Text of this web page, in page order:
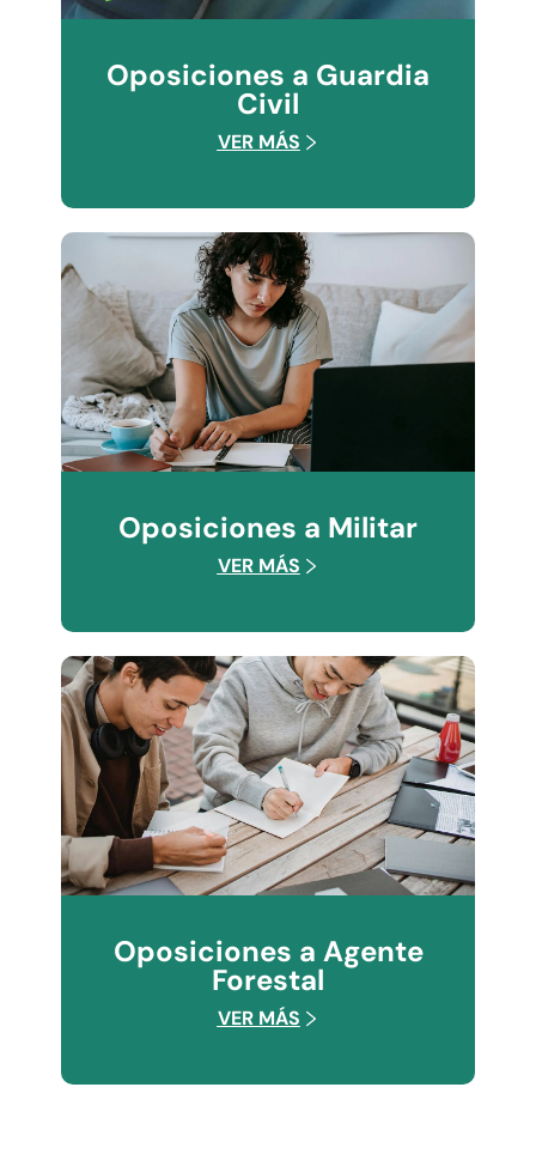
Oposiciones a Guardia
Civil
VER MÁS
Oposiciones a Militar
VER MÁS
Oposiciones a Agente
Forestal
VER MÁS